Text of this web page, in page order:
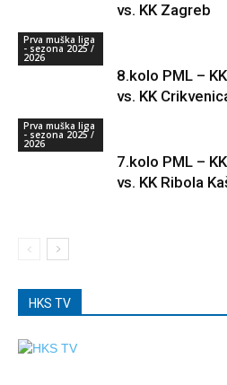
vs. KK Zagreb
Prva muška liga
- sezona 2025 /
2026
8.kolo PML –
vs. KK
Prva muška liga
- sezona 2025 /
2026
7.kolo PML –
vs. KK Ribola
HKS TV